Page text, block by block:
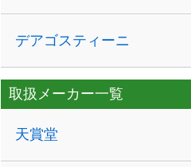
デアゴスティーニ
取扱メーカー一覧
天賞堂